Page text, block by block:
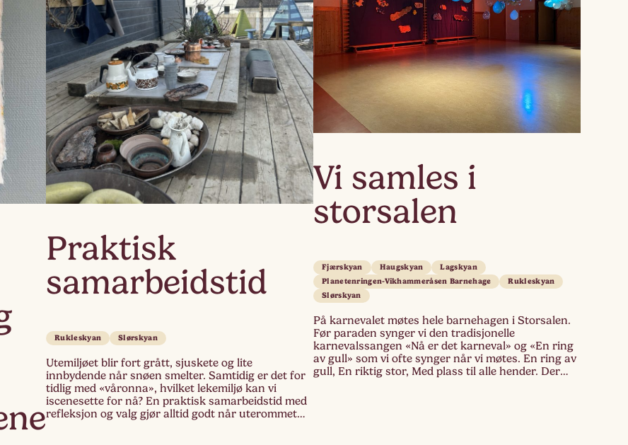
Lagskya –
Femåringen
Praktisk
samarbeidstid
Rukleskyan Slørskyan
Utemiljøet blir fort grått, sjuskete og lite
innbydende når snøen smelter. Samtidig er det for
tidlig med «våronna», hvilket lekemiljø kan vi
iscenesette for nå? En praktisk samarbeidstid med
refleksjon og valg gjør alltid godt når uterommet
Vi samles i
storsalen
Fjærskyan Haugskyan
Lagskyan
Planetenringen-Vikhammeråsen Barnehage
Rukleskyan
Slørskyan
På karnevalet møtes hele barnehagen i Storsalen.
Før paraden synger vi den tradisjonelle
karnevalssangen «Nå er det karneval» og «En ring
av gull» som vi ofte synger når vi møtes. En ring av
gull, En riktig stor, Med plass til alle hender. Der